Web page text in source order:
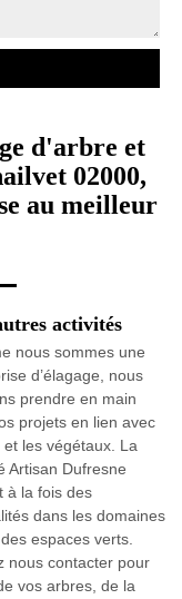
d'arbre et
02000,
au meilleur
activités
nous sommes une
d’élagage, nous
prendre en main
projets en lien avec
et les végétaux. La
Artisan Dufresne
à la fois des
dans les domaines
espaces verts.
nous contacter pour
vos arbres, de la